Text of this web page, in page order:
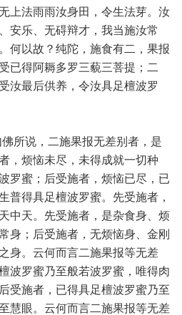
上法雨雨汝身田，令生法芽。汝
安乐、无碍辩才，我当施汝常
何以故？纯陀，施食有二，果报
已得阿耨多罗三藐三菩提；二
汝最后供养，令汝具足檀波罗
所说，二施果报无差别者，是
，烦恼未尽，未得成就一切种
罗蜜；后受施者，烦恼已尽，已
普得具足檀波罗蜜。先受施者，
中天。先受施者，是杂食身、烦
身；后受施者，无烦恼身、金刚
身。云何而言二施果报等无差
波罗蜜乃至般若波罗蜜，唯得肉
受施者，已得具足檀波罗蜜乃至
慧眼。云何而言二施果报等无差